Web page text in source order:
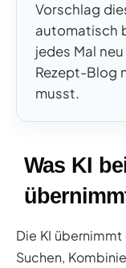
Vorschlag
automatisch
jedes Mal
Rezept-Blog
musst.
Was KI
Die KI
Suchen,